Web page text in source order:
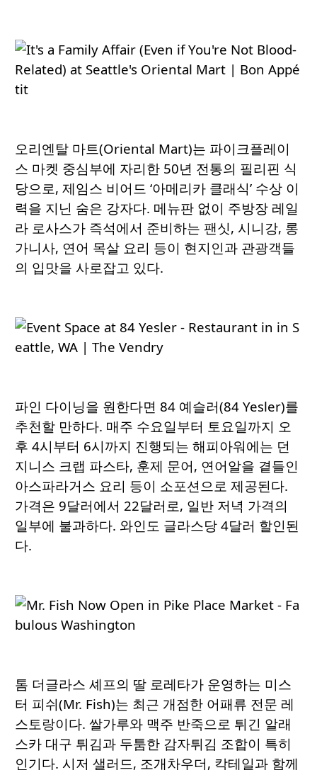
오리엔탈 마트(Oriental Mart)는 파이크플레이
스 마켓 중심부에 자리한 50년 전통의 필리핀 식
당으로, 제임스 비어드 ‘아메리카 클래식’ 수상 이
력을 지닌 숨은 강자다. 메뉴판 없이 주방장 레일
라 로사스가 즉석에서 준비하는 팬싯, 시니강, 롱
가니사, 연어 목살 요리 등이 현지인과 관광객들
의 입맛을 사로잡고 있다.
파인 다이닝을 원한다면 84 예슬러(84 Yesler)를
추천할 만하다. 매주 수요일부터 토요일까지 오
후 4시부터 6시까지 진행되는 해피아워에는 던
지니스 크랩 파스타, 훈제 문어, 연어알을 곁들인
아스파라거스 요리 등이 소포션으로 제공된다.
가격은 9달러에서 22달러로, 일반 저녁 가격의
일부에 불과하다. 와인도 글라스당 4달러 할인된
다.
톰 더글라스 셰프의 딸 로레타가 운영하는 미스
터 피쉬(Mr. Fish)는 최근 개점한 어패류 전문 레
스토랑이다. 쌀가루와 맥주 반죽으로 튀긴 알래
스카 대구 튀김과 두툼한 감자튀김 조합이 특히
인기다. 시저 샐러드, 조개차우더, 칵테일과 함께